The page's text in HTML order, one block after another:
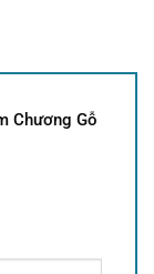
Chương Gỗ